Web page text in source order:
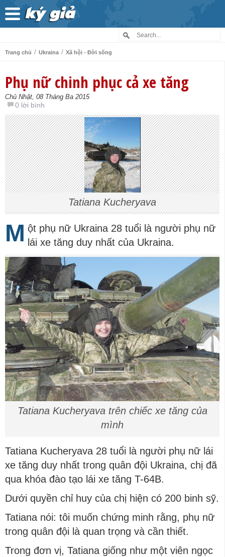
Trang chủ / Ukraina / Xã hội - Đời sống
Phụ nữ chinh phục cả xe tăng
Chủ Nhật, 08 Tháng Ba 2015
0 lời bình
Tatiana Kucheryava
M ột phụ nữ Ukraina 28 tuổi là người phụ nữ
lái xe tăng duy nhất của Ukraina.
Tatiana Kucheryava trên chiếc xe tăng của
mình
Tatiana Kucheryava 28 tuổi là người phụ nữ lái
xe tăng duy nhất trong quân đội Ukraina, chị đã
qua khóa đào tạo lái xe tăng T-64B.
Dưới quyền chỉ huy của chị hiện có 200 binh sỹ.
Tatiana nói: tôi muốn chứng minh rằng, phụ nữ
trong quân đội là quan trọng và cần thiết.
Trong đơn vị, Tatiana giống như một viên ngọc